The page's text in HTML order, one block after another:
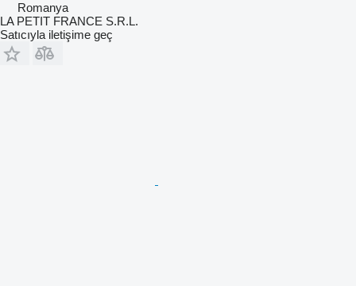
Romanya
LA PETIT FRANCE S.R.L.
Satıcıyla iletişime geç